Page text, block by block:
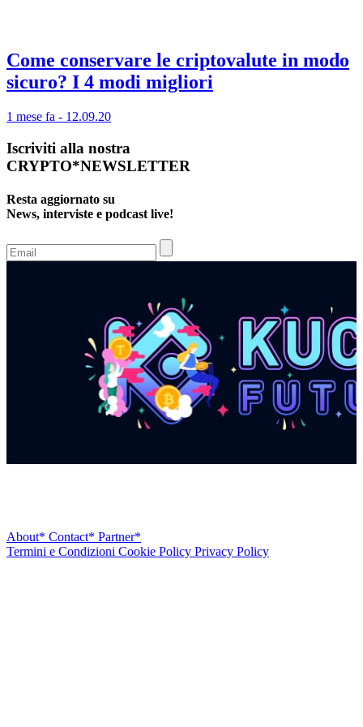
Come conservare le criptovalute in modo
sicuro? I 4 modi migliori
1 mese fa - 12.09.20
Iscriviti alla nostra
CRYPTO*NEWSLETTER
Resta aggiornato su
News, interviste e podcast live!
About* Contact* Partner*
Termini e Condizioni Cookie Policy Privacy Policy